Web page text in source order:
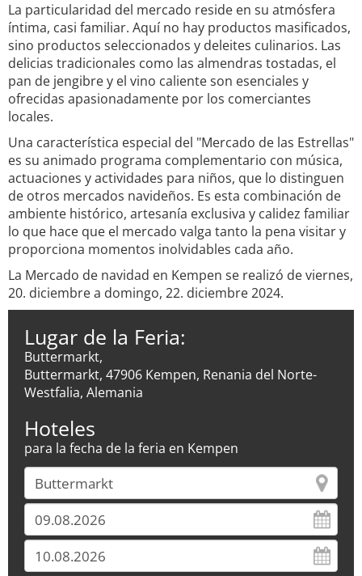
La particularidad del mercado reside en su atmósfera
íntima, casi familiar. Aquí no hay productos masificados,
sino productos seleccionados y deleites culinarios. Las
delicias tradicionales como las almendras tostadas, el
pan de jengibre y el vino caliente son esenciales y
ofrecidas apasionadamente por los comerciantes
locales.
Una característica especial del "Mercado de las Estrellas"
es su animado programa complementario con música,
actuaciones y actividades para niños, que lo distinguen
de otros mercados navideños. Es esta combinación de
ambiente histórico, artesanía exclusiva y calidez familiar
lo que hace que el mercado valga tanto la pena visitar y
proporciona momentos inolvidables cada año.
La Mercado de navidad en Kempen se realizó de viernes,
20. diciembre a domingo, 22. diciembre 2024.
Lugar de la Feria:
Buttermarkt,
Buttermarkt, 47906 Kempen, Renania del Norte-
Westfalia, Alemania
Hoteles
para la fecha de la feria en Kempen